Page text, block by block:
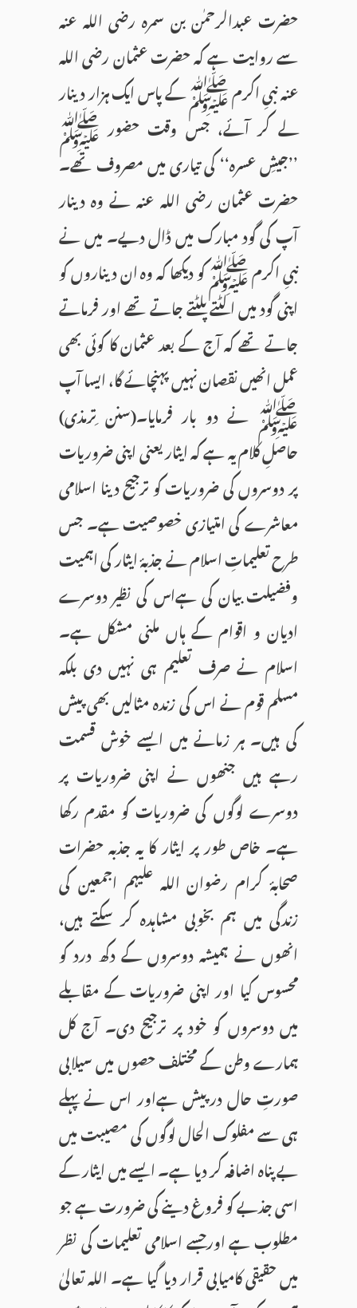
حضرت عبدالرحمٰن بن سمرہ رضی اللہ عنہ
سے روایت ہے کہ حضرت عثمان رضی اللہ
عنہ نبیِ اکرم ﷺ کے پاس ایک ہزار دینار
لے کر آئے، جس وقت حضور ﷺ
’’جیشِ عسرہ‘‘ کی تیاری میں مصروف تھے۔
حضرت عثمان رضی اللہ عنہ نے وہ دینار
آپ کی گود مبارک میں ڈال دیے۔ میں نے
نبیِ اکرم ﷺ کو دیکھا کہ وہ ان دیناروں کو
اپنی گود میں الٹتے پلٹتے جاتے تھے اور فرماتے
جاتے تھے کہ آج کے بعد عثمان کا کوئی بھی
عمل انھیں نقصان نہیں پہنچائے گا، ایسا آپ
ﷺ نے دو بار فرمایا۔(سنن ِترمذی)
حاصلِ کلام یہ ہے کہ ایثار یعنی اپنی ضروریات
پر دوسروں کی ضروریات کو ترجیح دینا اسلامی
معاشرے کی امتیازی خصوصیت ہے۔ جس
طرح تعلیماتِ اسلام نے جذبۂ ایثار کی اہمیت
وفضیلت بیان کی ہےاس کی نظیر دوسرے
ادیان و اقوام کے ہاں ملنی مشکل ہے۔
اسلام نے صرف تعلیم ہی نہیں دی بلکہ
مسلم قوم نے اس کی زندہ مثالیں بھی پیش
کی ہیں۔ ہر زمانے میں ایسے خوش قسمت
رہے ہیں جنھوں نے اپنی ضروریات پر
دوسرے لوگوں کی ضروریات کو مقدم رکھا
ہے۔ خاص طور پر ایثار کا یہ جذبہ حضرات
صحابۂ کرام رضوان اللہ علیہم اجمعین کی
زندگی میں ہم بخوبی مشاہدہ کر سکتے ہیں،
انھوں نے ہمیشہ دوسروں کے دکھ درد کو
محسوس کیا اور اپنی ضروریات کے مقابلے
میں دوسروں کو خود پر ترجیح دی۔ آج کل
ہمارے وطن کے مختلف حصوں میں سیلابی
صورتِ حال درپیش ہےاور اس نے پہلے
ہی سے مفلوک الحال لوگوں کی مصیبت میں
بے پناہ اضافہ کر دیا ہے۔ ایسے میں ایثار کے
اسی جذبے کو فروغ دینے کی ضرورت ہے جو
مطلوب ہے اورجسے اسلامی تعلیمات کی نظر
میں حقیقی کامیابی قرار دیا گیا ہے۔ اللہ تعالیٰ